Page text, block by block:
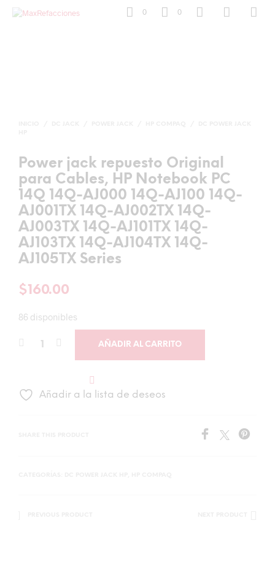
0 0
Power jack repuesto Original
para Cables, HP Notebook PC
14Q 14Q-AJ000 14Q-AJ100 14Q-
AJ001TX 14Q-AJ002TX 14Q-
AJ003TX 14Q-AJ101TX 14Q-
AJ103TX 14Q-AJ104TX 14Q-
AJ105TX Series
$160.00
86 disponibles
AÑADIR AL CARRITO
Añadir a la lista de deseos